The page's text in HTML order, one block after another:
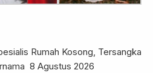
Rumah Kosong, Tersangka
8 Agustus 2026